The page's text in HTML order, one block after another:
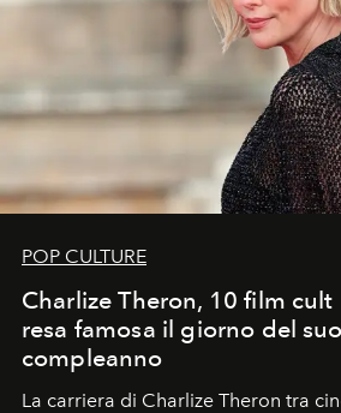
POP CULTURE
Charlize Theron, 10 film
resa famosa il giorno del
compleanno
La carriera di Charlize Theron tra